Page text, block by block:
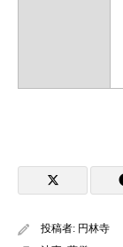
投稿者: 円林寺